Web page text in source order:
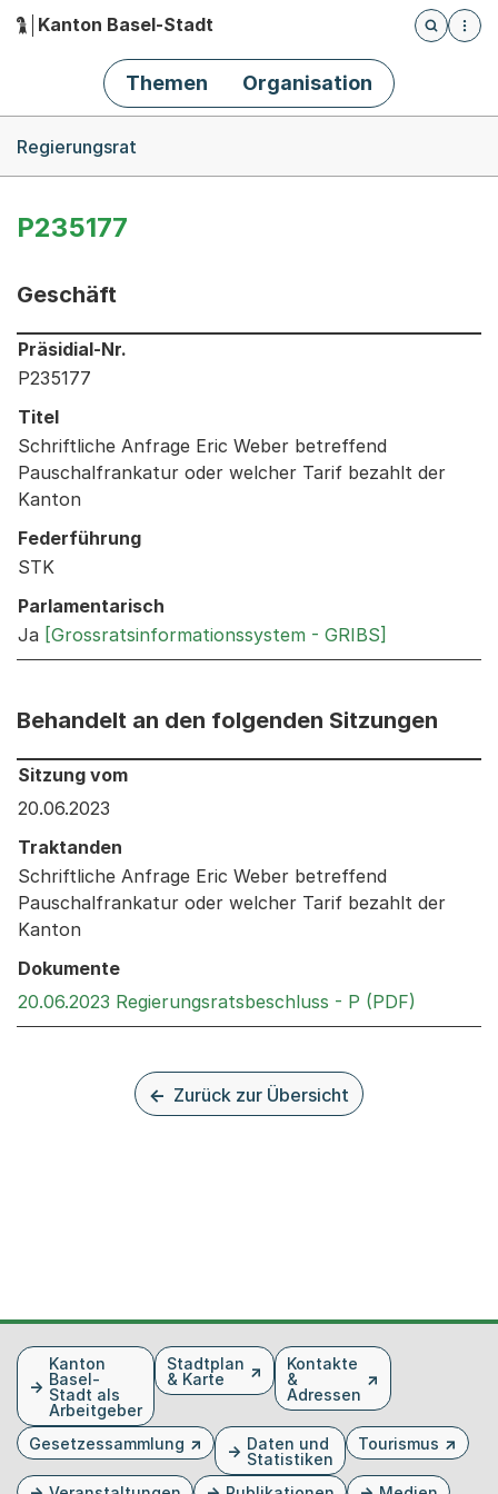
Hauptnavigation
Kanton Basel-Stadt
Öffnet
Themen Organisation
Regierungsrat
P235177
Geschäft
Informationen zum Ausgewählten Geschäft
Präsidial-Nr.
P235177
Titel
Schriftliche Anfrage Eric Weber betreffend
Pauschalfrankatur oder welcher Tarif bezahlt der
Kanton
Federführung
STK
Parlamentarisch
Ja [Grossratsinformationssystem - GRIBS]
Behandelt an den folgenden Sitzungen
Behandelt an den folgenden Sitzungen: Informationen
Sitzung vom
20.06.2023
Traktanden
Schriftliche Anfrage Eric Weber betreffend
Pauschalfrankatur oder welcher Tarif bezahlt der
Kanton
Dokumente
20.06.2023 Regierungsratsbeschluss - P (PDF)
Zurück zur Übersicht
FusszeileKanton
Basel-
Stadt als
Arbeitgeber
Stadtplan
& Karte
Kontakte
&
Adressen
Gesetzessammlung
Daten und
Statistiken
Tourismus